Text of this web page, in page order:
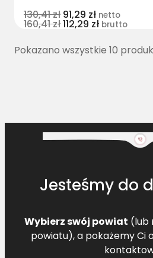
130,41zł 91,29 zł netto
160,41zł112,29 zł brutto
Pokazano wszystkie 10
Jesteśmy do
Wybierz swój powiat (lub
powiatu), a pokażemy Ci